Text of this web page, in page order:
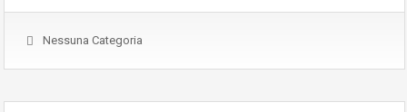
Nessuna Categoria